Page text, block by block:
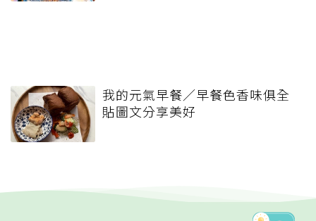
我的元氣早餐／早餐色香味俱全
貼圖文分享美好